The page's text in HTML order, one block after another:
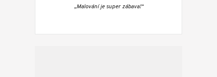
„Malování je super zábava!“